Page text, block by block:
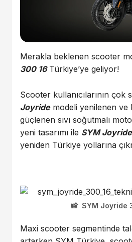
Merakla beklenen scooter
300 16Türkiye’ye geliyor!
Scooter kullanıcılarının çok
Joyride modeli yenilenen
güçlenen sıvı soğutmalı
yeni tasarımı ile SYM
yeniden Türkiye yollarına
SYM Joyride
Maxi scooter segmentinde